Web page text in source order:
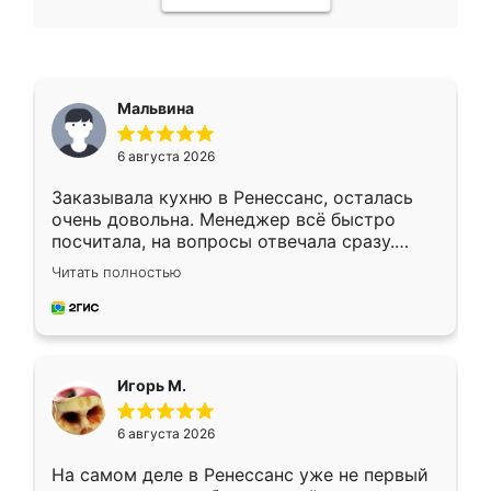
Мальвина
6 августа 2026
Заказывала кухню в Ренессанс, осталась
очень довольна. Менеджер всё быстро
посчитала, на вопросы отвечала сразу.
Замерщик приехал в субботу, подошёл к
делу со всей ответственностью. Собрали
за день, ребята работали аккуратно, даже
Читать полностью
Игорь М.
6 августа 2026
На самом деле в Ренессанс уже не первый